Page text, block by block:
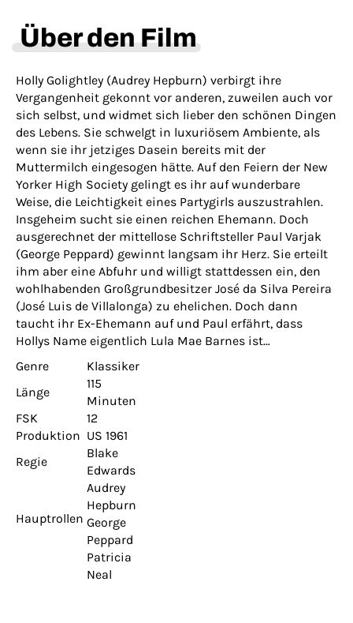
Über den Film
Holly Golightley (Audrey Hepburn) verbirgt ihre
Vergangenheit gekonnt vor anderen, zuweilen auch vor
sich selbst, und widmet sich lieber den schönen Dingen
des Lebens. Sie schwelgt in luxuriösem Ambiente, als
wenn sie ihr jetziges Dasein bereits mit der
Muttermilch eingesogen hätte. Auf den Feiern der New
Yorker High Society gelingt es ihr auf wunderbare
Weise, die Leichtigkeit eines Partygirls auszustrahlen.
Insgeheim sucht sie einen reichen Ehemann. Doch
ausgerechnet der mittellose Schriftsteller Paul Varjak
(George Peppard) gewinnt langsam ihr Herz. Sie erteilt
ihm aber eine Abfuhr und willigt stattdessen ein, den
wohlhabenden Großgrundbesitzer José da Silva Pereira
(José Luis de Villalonga) zu ehelichen. Doch dann
taucht ihr Ex-Ehemann auf und Paul erfährt, dass
Hollys Name eigentlich Lula Mae Barnes ist…
Genre
Klassiker
Länge
115
Minuten
FSK
12
Produktion US 1961
Regie
Blake
Edwards
Hauptrollen
Audrey
Hepburn
George
Peppard
Patricia
Neal